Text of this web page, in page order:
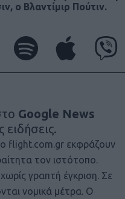
ο Βλαντίμιρ Πούτιν.
Google News
ειδήσεις.
flight.com.gr εκφράζουν
τον ιστότοπο.
γραπτή έγκριση. Σε
νομικά μέτρα. Ο